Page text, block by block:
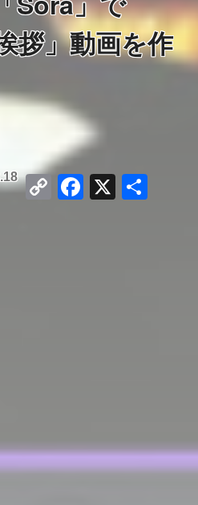
拶」動画を作
Copy
Link
Facebook
X